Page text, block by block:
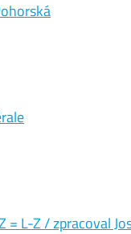
= L-Z / zpracoval